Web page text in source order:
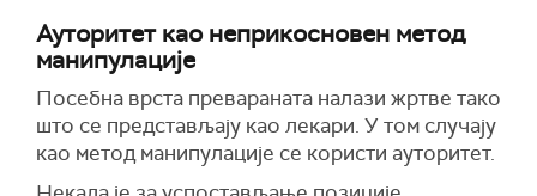
Ауторитет као неприкосновен метод
манипулације
Посебна врста превараната налази жртве тако
што се представљају као лекари. У том случају
као метод манипулације се користи ауторитет.